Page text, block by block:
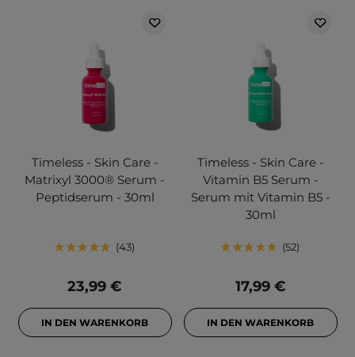
Timeless - Skin Care -
Matrixyl 3000® Serum -
Peptidserum - 30ml
43
23,99 €
IN DEN WARENKORB
Timeless - Skin Care -
Vitamin B5 Serum -
Serum mit Vitamin B5 -
30ml
52
17,99 €
IN DEN WARENKORB